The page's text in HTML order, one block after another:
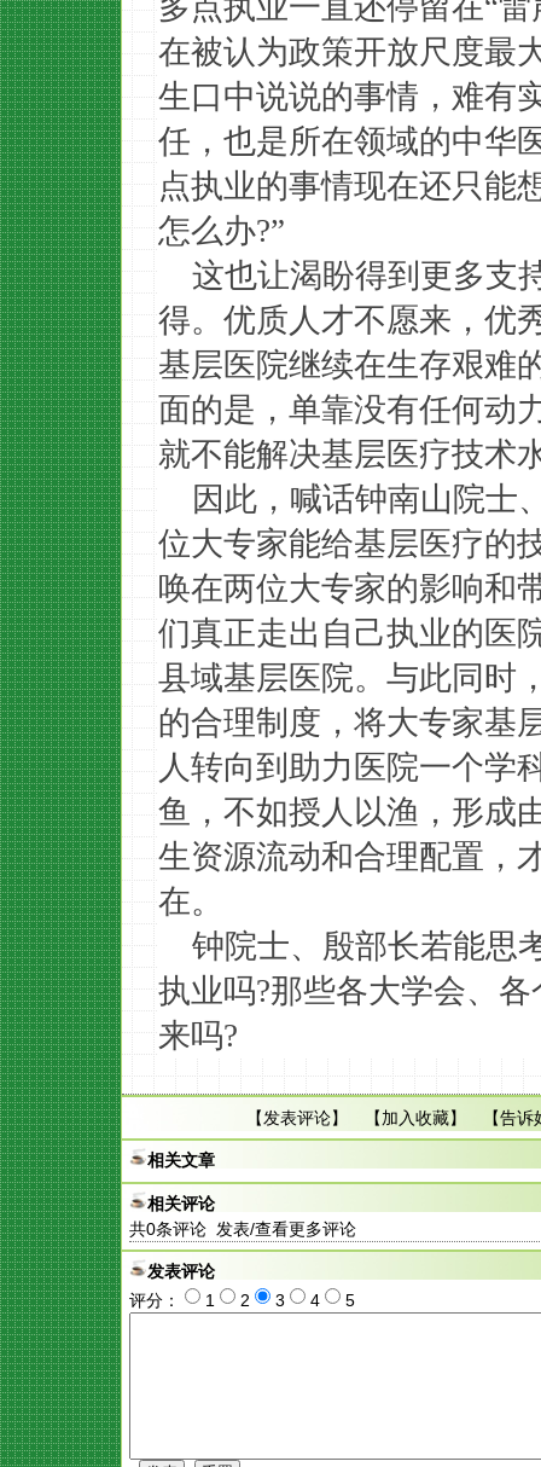
多点执业一直还停留在“
在被认为政策开放尺度最
生口中说说的事情，难有
任，也是所在领域的中华
点执业的事情现在还只能
怎么办?”
这也让渴盼得到更多支
得。优质人才不愿来，优
基层医院继续在生存艰难
面的是，单靠没有任何动
就不能解决基层医疗技术
因此，喊话钟南山院士
位大专家能给基层医疗的
唤在两位大专家的影响和
们真正走出自己执业的医
县域基层医院。与此同时
的合理制度，将大专家基
人转向到助力医院一个学
鱼，不如授人以渔，形成
生资源流动和合理配置，
在。
钟院士、殷部长若能思
执业吗?那些各大学会、
来吗?
【发表评论】 【加入收藏】 【告诉
相关文章
相关评论
共0条评论 发表/查看更多评论
发表评论
评分：
1 2 3 4 5